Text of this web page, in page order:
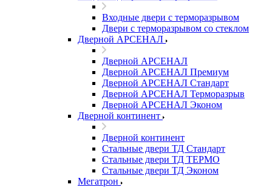
Входные двери с терморазрывом
Двери с терморазрывом со стеклом
Дверной АРСЕНАЛ
Дверной АРСЕНАЛ
Дверной АРСЕНАЛ Премиум
Дверной АРСЕНАЛ Стандарт
Дверной АРСЕНАЛ Терморазрыв
Дверной АРСЕНАЛ Эконом
Дверной континент
Дверной континент
Стальные двери ТД Стандарт
Стальные двери ТД ТЕРМО
Стальные двери ТД Эконом
Мегатрон